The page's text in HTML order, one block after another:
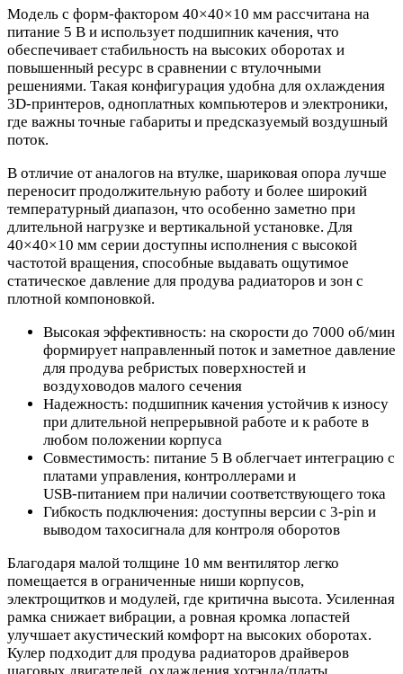
Модель с форм‑фактором 40×40×10 мм рассчитана на
питание 5 В и использует подшипник качения, что
обеспечивает стабильность на высоких оборотах и
повышенный ресурс в сравнении с втулочными
решениями. Такая конфигурация удобна для охлаждения
3D‑принтеров, одноплатных компьютеров и электроники,
где важны точные габариты и предсказуемый воздушный
поток.
В отличие от аналогов на втулке, шариковая опора лучше
переносит продолжительную работу и более широкий
температурный диапазон, что особенно заметно при
длительной нагрузке и вертикальной установке. Для
40×40×10 мм серии доступны исполнения с высокой
частотой вращения, способные выдавать ощутимое
статическое давление для продува радиаторов и зон с
плотной компоновкой.
Высокая эффективность: на скорости до 7000 об/мин
формирует направленный поток и заметное давление
для продува ребристых поверхностей и
воздуховодов малого сечения
Надежность: подшипник качения устойчив к износу
при длительной непрерывной работе и к работе в
любом положении корпуса
Совместимость: питание 5 В облегчает интеграцию с
платами управления, контроллерами и
USB‑питанием при наличии соответствующего тока
Гибкость подключения: доступны версии с 3‑pin и
выводом тахосигнала для контроля оборотов
Благодаря малой толщине 10 мм вентилятор легко
помещается в ограниченные ниши корпусов,
электрощитков и модулей, где критична высота. Усиленная
рамка снижает вибрации, а ровная кромка лопастей
улучшает акустический комфорт на высоких оборотах.
Кулер подходит для продува радиаторов драйверов
шаговых двигателей, охлаждения хотэнда/платы